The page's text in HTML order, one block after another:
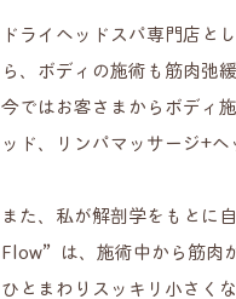
ドライヘッドスパ専門店と
ら、ボディの施術も筋肉弛
今ではお客さまからボディ
ッド、リンパマッサージ+
また、私が解剖学をもとに
Flow”
は、施術中から筋肉
ひとまわりスッキリ小さく